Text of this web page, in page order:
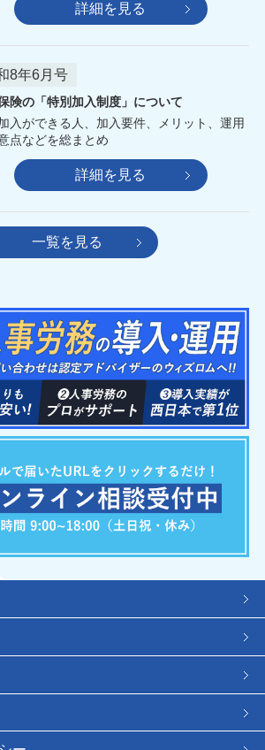
詳細を見る
8年6月号
険の「特別加入制度」について
入ができる人、加入要件、メリット、運用
点などを総まとめ
詳細を見る
一覧を見る